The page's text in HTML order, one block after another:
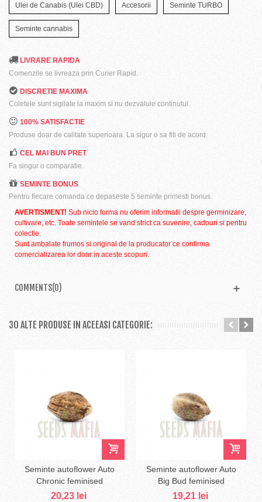
Ulei de Canabis (Ulei CBD) Accesorii Seminte TURBO
Seminte cannabis
LIVRARE RAPIDA
Comenzile se livreaza prin Curier Rapid.
DISCRETIE MAXIMA
Coletele sunt sigilate la maxim si nu dezvaluie continutul.
100% SATISFACTIE
Produse doar de calitate superioara. La sigur o sa fiti de acord.
CEL MAI BUN PRET
Fa singur o comparatie.
SEMINTE BONUS
Pentru fiecare comanda ce depaseste 5 seminte primesti bonus.
AVERTISMENT! Sub nicio forma nu oferim informatii despre germinizare,
cultivare, etc. Toate semintele se vand strict ca suvenire, cadouri si pentru
colectie.
Sunt ambalate frumos si original de la producator ce confirma
comercializarea lor doar in aceste scopuri.
COMMENTS(0)
30 ALTE PRODUSE IN ACEEASI CATEGORIE:
Seminte autoflower Auto
Chronic feminised
20,23 lei
Seminte autoflower Auto
Big Bud feminised
19,21 lei